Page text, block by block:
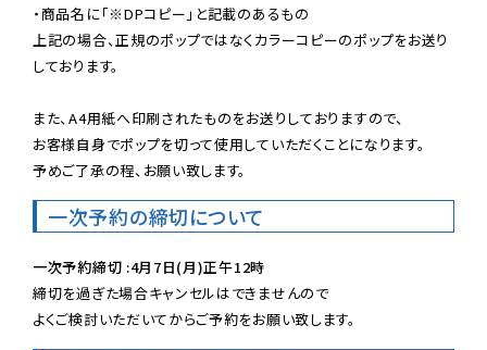
・商品名に「※DPコピー」と記載のあるもの
上記の場合、正規のポップではなくカラーコピーのポップをお送り
しております。
また、A4用紙へ印刷されたものをお送りしておりますので、
お客様自身でポップを切って使用していただくことになります。
予めご了承の程、お願い致します。
一次予約の締切について
一次予約締切 :4月7日(月)正午12時
締切を過ぎた場合キャンセルはできませんので
よくご検討いただいてからご予約をお願い致します。